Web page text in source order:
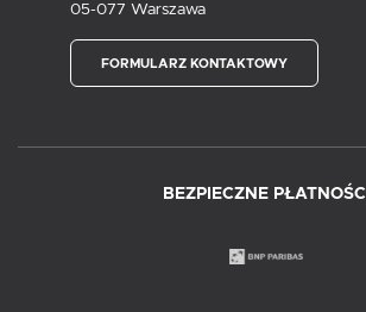
05-077 Warszawa
FORMULARZ KONTAKTOWY
BEZPIECZNE PŁATNOŚCI